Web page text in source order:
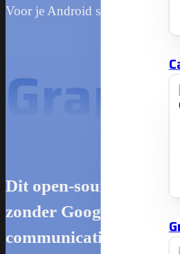
Voor je Android smartphone
Dit open-source
zonder Google-
communicatie.